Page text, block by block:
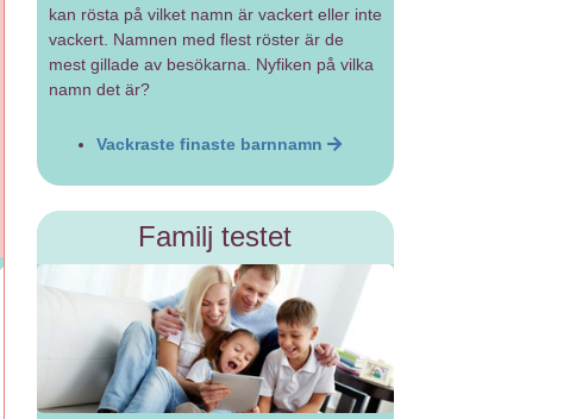
kan rösta på vilket namn är vackert eller inte
vackert. Namnen med flest röster är de
mest gillade av besökarna. Nyfiken på vilka
namn det är?
Vackraste finaste barnnamn
Familj testet